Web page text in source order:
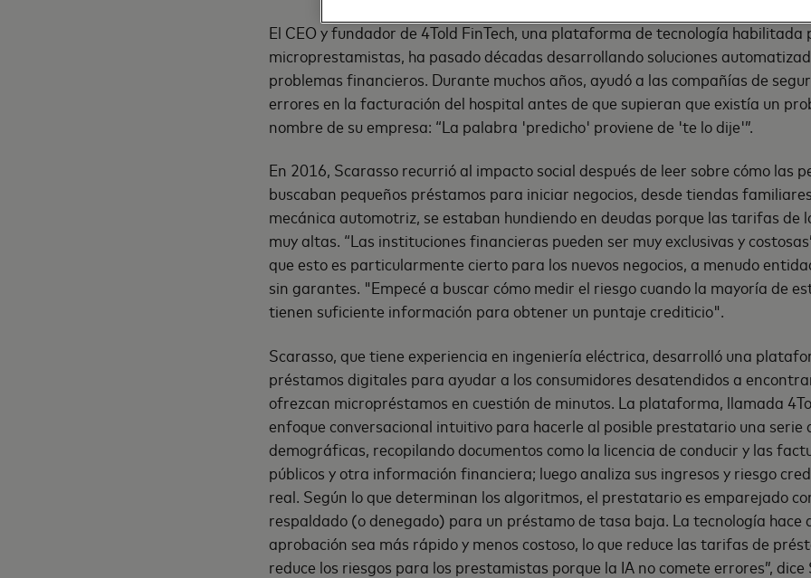
El CEO y fundador de 4Told FinTech, una plataforma de tecnología habilitada
microprestamistas, ha pasado décadas desarrollando soluciones
problemas financieros. Durante muchos años, ayudó a las compañías de
errores en la facturación del hospital antes de que supieran que existía un
nombre de su empresa: “La palabra 'predicho' proviene de 'te lo dije'”.
En 2016, Scarasso recurrió al impacto social después de leer sobre cómo las
buscaban pequeños préstamos para iniciar negocios, desde tiendas
mecánica automotriz, se estaban hundiendo en deudas porque las tarifas de
muy altas. “Las instituciones financieras pueden ser muy exclusivas y
que esto es particularmente cierto para los nuevos negocios, a menudo
sin garantes. "Empecé a buscar cómo medir el riesgo cuando la mayoría de
tienen suficiente información para obtener un puntaje crediticio".
Scarasso, que tiene experiencia en ingeniería eléctrica, desarrolló una
préstamos digitales para ayudar a los consumidores desatendidos a
ofrezcan micropréstamos en cuestión de minutos. La plataforma, llamada
enfoque conversacional intuitivo para hacerle al posible prestatario una serie
demográficas, recopilando documentos como la licencia de conducir y las
públicos y otra información financiera; luego analiza sus ingresos y riesgo
real. Según lo que determinan los algoritmos, el prestatario es emparejado
respaldado (o denegado) para un préstamo de tasa baja. La tecnología hace
aprobación sea más rápido y menos costoso, lo que reduce las tarifas de
reduce los riesgos para los prestamistas porque la IA no comete errores”, dice